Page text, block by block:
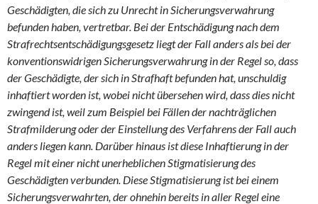
Geschädigten, die sich zu Unrecht in Sicherungsverwahrung
befunden haben, vertretbar. Bei der Entschädigung nach dem
Strafrechtsentschädigungsgesetz liegt der Fall anders als bei der
konventionswidrigen Sicherungsverwahrung in der Regel so, dass
der Geschädigte, der sich in Strafhaft befunden hat, unschuldig
inhaftiert worden ist, wobei nicht übersehen wird, dass dies nicht
zwingend ist, weil zum Beispiel bei Fällen der nachträglichen
Strafmilderung oder der Einstellung des Verfahrens der Fall auch
anders liegen kann. Darüber hinaus ist diese Inhaftierung in der
Regel mit einer nicht unerheblichen Stigmatisierung des
Geschädigten verbunden. Diese Stigmatisierung ist bei einem
Sicherungsverwahrten, der ohnehin bereits in aller Regel eine